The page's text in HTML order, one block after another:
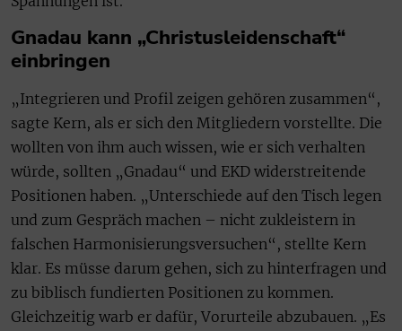
Gnadau kann „Christusleidenschaft“
einbringen
„Integrieren und Profil zeigen gehören zusammen“,
sagte Kern, als er sich den Mitgliedern vorstellte. Die
wollten von ihm auch wissen, wie er sich verhalten
würde, sollten „Gnadau“ und EKD widerstreitende
Positionen haben. „Unterschiede auf den Tisch legen
und zum Gespräch machen – nicht zukleistern in
falschen Harmonisierungsversuchen“, stellte Kern
klar. Es müsse darum gehen, sich zu hinterfragen und
zu biblisch fundierten Positionen zu kommen.
Gleichzeitig warb er dafür, Vorurteile abzubauen. „Es